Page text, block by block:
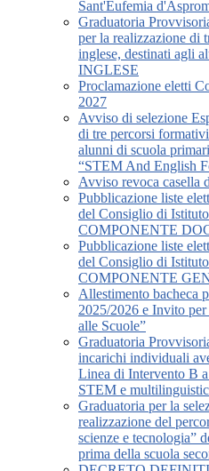
Sant'Eufemia
Graduatoria
per la realizzazione di
inglese, destinati agli
INGLESE
Proclamazione eletti
2027
Avviso di selezione
di tre percorsi
alunni di scuola
“STEM And English
Avviso revoca casella
Pubblicazione liste
del Consiglio di
COMPONENTE
Pubblicazione liste
del Consiglio di
COMPONENTE
Allestimento bacheca
2025/2026 e Invito
alle Scuole”
Graduatoria
incarichi individuali
Linea di Intervento B
STEM e
Graduatoria per la
realizzazione del
scienze e tecnologia”
prima della scuola